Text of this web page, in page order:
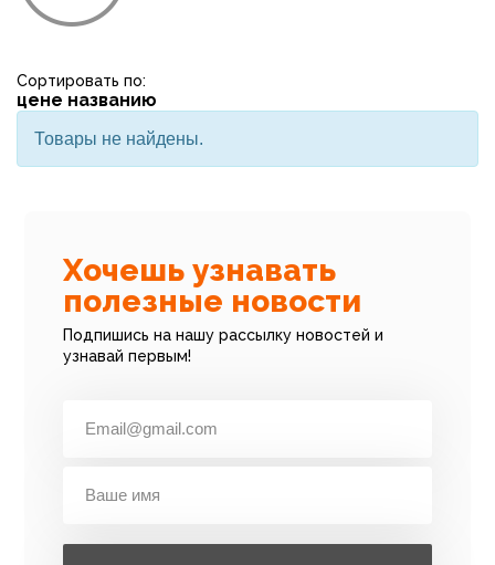
Сортировать по:
цене названию
Товары не найдены.
Хочешь узнавать
полезные новости
Подпишись на нашу рассылку новостей и
узнавай первым!